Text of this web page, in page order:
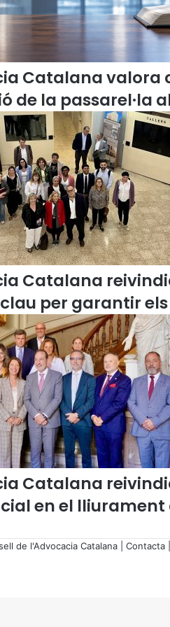
Catalana
de la passarel·la al
Catalana
per garantir
Catalana
en el lliurament
de l'Advocacia Catalana | Contacta